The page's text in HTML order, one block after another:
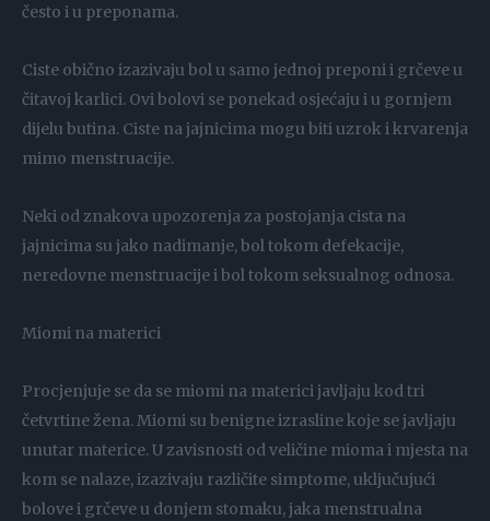
često i u preponama.
Ciste obično izazivaju bol u samo jednoj preponi i grčeve u
čitavoj karlici. Ovi bolovi se ponekad osjećaju i u gornjem
dijelu butina. Ciste na jajnicima mogu biti uzrok i krvarenja
mimo menstruacije.
Neki od znakova upozorenja za postojanja cista na
jajnicima su jako nadimanje, bol tokom defekacije,
neredovne menstruacije i bol tokom seksualnog odnosa.
Miomi na materici
Procjenjuje se da se miomi na materici javljaju kod tri
četvrtine žena. Miomi su benigne izrasline koje se javljaju
unutar materice. U zavisnosti od veličine mioma i mjesta na
kom se nalaze, izazivaju različite simptome, uključujući
bolove i grčeve u donjem stomaku, jaka menstrualna